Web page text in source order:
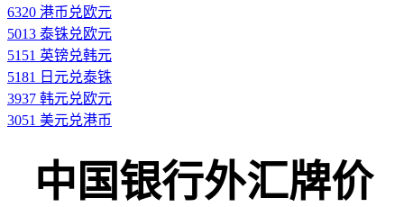
6320 港币兑欧元
5013 泰铢兑欧元
5151 英镑兑韩元
5181 日元兑泰铢
3937 韩元兑欧元
3051 美元兑港币
中国银行外汇牌价